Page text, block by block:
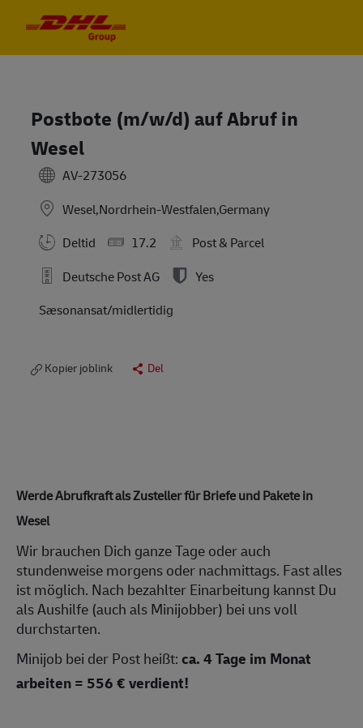
Postbote (m/w/d) auf Abruf in
Wesel
AV-273056
Wesel,Nordrhein-Westfalen,Germany
Deltid
17.2
Post & Parcel
Deutsche Post AG
Yes
Sæsonansat/midlertidig
Kopier joblink Del
Werde Abrufkraft als Zusteller für Briefe und Pakete in
Wesel
Wir brauchen Dich ganze Tage oder auch
stundenweise morgens oder nachmittags. Fast alles
ist möglich. Nach bezahlter Einarbeitung kannst Du
als Aushilfe (auch als Minijobber) bei uns voll
durchstarten.
Minijob bei der Post heißt:ca.4 Tage im Monat
arbeiten = 556 € verdient!